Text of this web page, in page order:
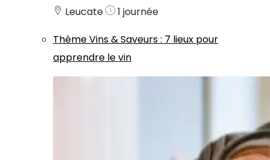
Leucate
1 journée
ThèmeVins & Saveurs: 7 lieux pour
apprendre le vin